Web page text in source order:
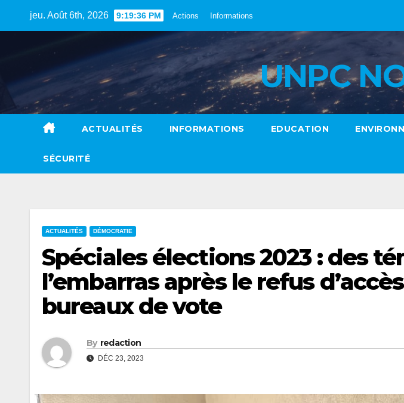
jeu. Août 6th, 2026 9:19:37 PM Actions Informations
UNPC
ACTUALITÉS INFORMATIONS EDUCATION
SÉCURITÉ
ACTUALITÉS DÉMOCRATIE
Spéciales élections 2023 : des
l’embarras après le refus
bureaux de vote
By redaction
DÉC 23, 2023